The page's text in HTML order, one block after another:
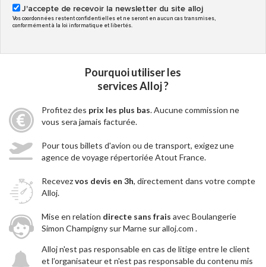
J'accepte de recevoir la newsletter du site alloj
Vos coordonnées restent confidentielles et ne seront en aucun cas transmises,
conformément à la loi informatique et libertés.
Pourquoi utiliser les
services Alloj ?
Profitez des prix les plus bas. Aucune commission ne
vous sera jamais facturée.
Pour tous billets d'avion ou de transport, exigez une
agence de voyage répertoriée Atout France.
Recevezvos devis en 3h, directement dans votre compte
Alloj.
Mise en relation directe sans frais avec Boulangerie
Simon Champigny sur Marne sur alloj.com .
Alloj n'est pas responsable en cas de litige entre le client
et l’organisateur et n'est pas responsable du contenu mis